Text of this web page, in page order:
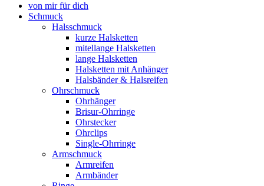
von mir für dich
Schmuck
Halsschmuck
kurze Halsketten
mitellange Halsketten
lange Halsketten
Halsketten mit Anhänger
Halsbänder & Halsreifen
Ohrschmuck
Ohrhänger
Brisur-Ohrringe
Ohrstecker
Ohrclips
Single-Ohrringe
Armschmuck
Armreifen
Armbänder